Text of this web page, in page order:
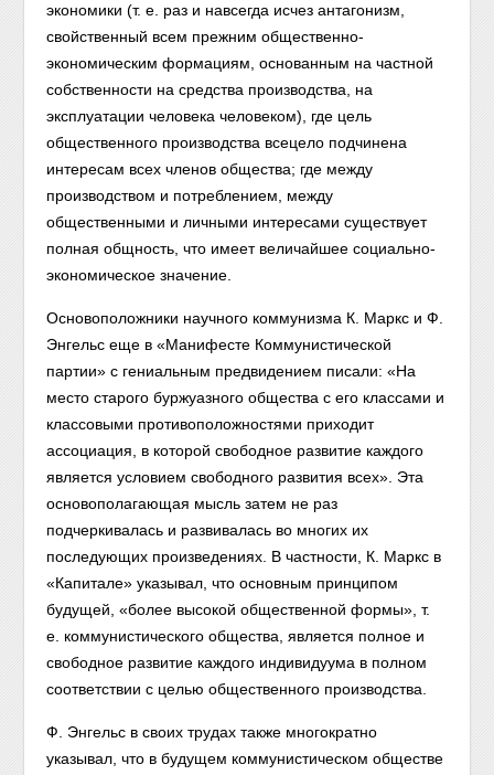
экономики (т. е. раз и навсегда исчез антагонизм,
свойственный всем прежним общественно-
экономическим формациям, основанным на частной
собственности на средства производства, на
эксплуатации человека человеком), где цель
общественного производства всецело подчинена
интересам всех членов общества; где между
производством и потреблением, между
общественными и личными интересами существует
полная общность, что имеет величайшее социально-
экономическое значение.
Основоположники научного коммунизма К. Маркс и Ф.
Энгельс еще в «Манифесте Коммунистической
партии» с гениальным предвидением писали: «На
место старого буржуазного общества с его классами и
классовыми противоположностями приходит
ассоциация, в которой свободное развитие каждого
является условием свободного развития всех». Эта
основополагающая мысль затем не раз
подчеркивалась и развивалась во многих их
последующих произведениях. В частности, К. Маркс в
«Капитале» указывал, что основным принципом
будущей, «более высокой общественной формы», т.
е. коммунистического общества, является полное и
свободное развитие каждого индивидуума в полном
соответствии с целью общественного производства.
Ф. Энгельс в своих трудах также многократно
указывал, что в будущем коммунистическом обществе